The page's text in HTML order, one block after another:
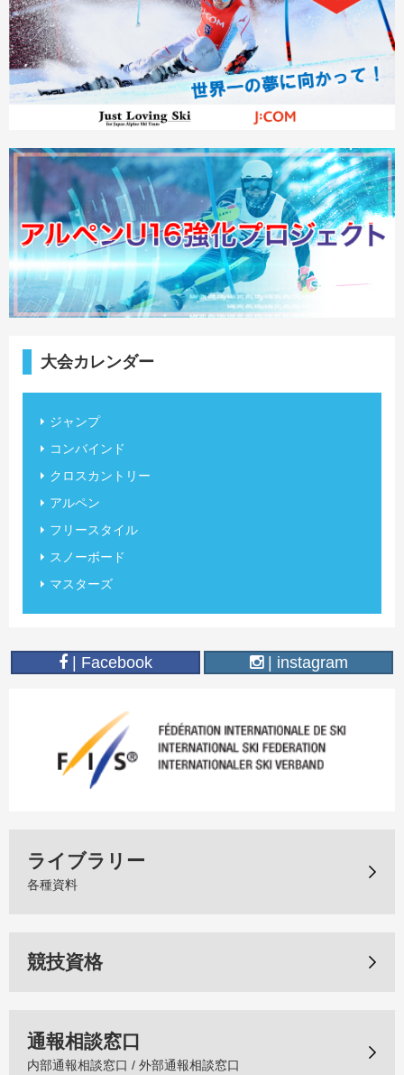
大会カレンダー
ジャンプ
コンバインド
クロスカントリー
アルペン
フリースタイル
スノーボード
マスターズ
| Facebook | instagram
ライブラリー
各種資料
競技資格
通報相談窓口
内部通報相談窓口 / 外部通報相談窓口